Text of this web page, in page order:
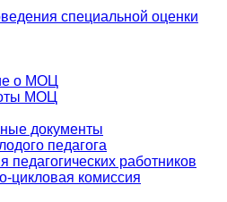
специальной оценки
о МОЦ
МОЦ
документы
педагога
педагогических работников
цикловая комиссия